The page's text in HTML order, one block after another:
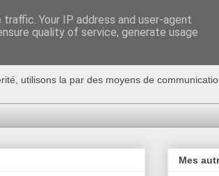
utilisons la par des moyens de
Mes
Your IP address and user-agent
quality of service, generate usage